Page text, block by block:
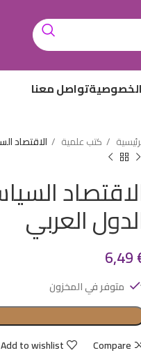
تواصل معنا
كتب علمية الاقتصاد
العربي
6,49
Compare
Add to wishlist